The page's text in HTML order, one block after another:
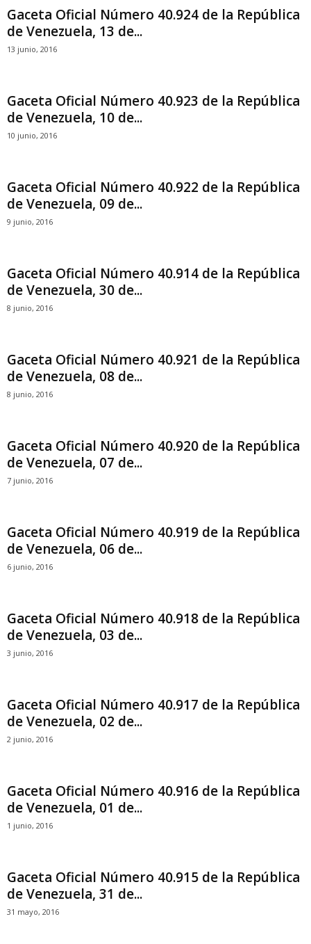
Gaceta Oficial Número 40.924 de la República
de Venezuela, 13 de...
13 junio, 2016
Gaceta Oficial Número 40.923 de la República
de Venezuela, 10 de...
10 junio, 2016
Gaceta Oficial Número 40.922 de la República
de Venezuela, 09 de...
9 junio, 2016
Gaceta Oficial Número 40.914 de la República
de Venezuela, 30 de...
8 junio, 2016
Gaceta Oficial Número 40.921 de la República
de Venezuela, 08 de...
8 junio, 2016
Gaceta Oficial Número 40.920 de la República
de Venezuela, 07 de...
7 junio, 2016
Gaceta Oficial Número 40.919 de la República
de Venezuela, 06 de...
6 junio, 2016
Gaceta Oficial Número 40.918 de la República
de Venezuela, 03 de...
3 junio, 2016
Gaceta Oficial Número 40.917 de la República
de Venezuela, 02 de...
2 junio, 2016
Gaceta Oficial Número 40.916 de la República
de Venezuela, 01 de...
1 junio, 2016
Gaceta Oficial Número 40.915 de la República
de Venezuela, 31 de...
31 mayo, 2016